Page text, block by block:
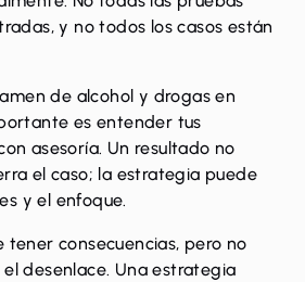
y no todos los casos están
de alcohol y drogas en
es entender tus
asesoría. Un resultado no
el caso; la estrategia puede
y el enfoque.
tener consecuencias, pero no
desenlace. Una estrategia